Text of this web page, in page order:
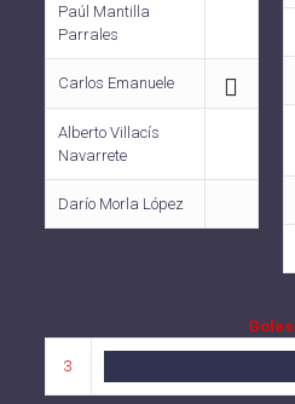
Paúl Mantilla
Parrales
Carlos Emanuele
Alberto Villacís
Navarrete
Darío Morla López
Goles
3